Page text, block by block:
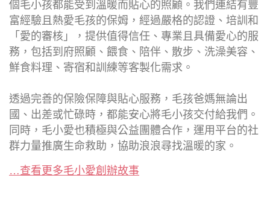
個毛小孩都能受到溫暖而貼心的照顧。我們連結有豐
富經驗且熱愛毛孩的保姆，經過嚴格的認證、培訓和
「愛的審核」，提供值得信任、專業且具備愛心的服
務，包括到府照顧、餵食、陪伴、散步、洗澡美容、
鮮食料理、寄宿和訓練等客製化需求。
透過完善的保險保障與貼心服務，毛孩爸媽無論出
國、出差或忙碌時，都能安心將毛小孩交付給我們。
同時，毛小愛也積極與公益團體合作，運用平台的社
群力量推廣生命救助，協助浪浪尋找溫暖的家。
…查看更多毛小愛創辦故事